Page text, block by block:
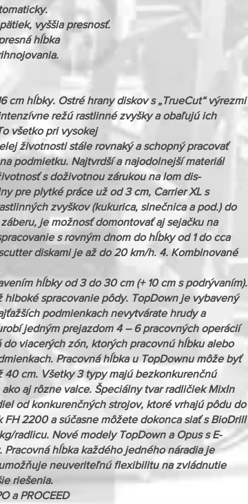
vyššia presnosť.
hĺbka
cm hĺbky. Ostré hrany diskov s „TrueCut“ výrezmi
režú rastlinné zvyšky a obaľujú ich
všetko pri vysokej
životnosti stále rovnaký a schopný pracovať
podmietku. Najtvrdší a najodolnejší materiál
s doživotnou zárukou na lom dis-
pre plytké práce už od 3 cm, Carrier XL s
zvyškov (kukurica, slnečnica a pod.) do
je možnosť domontovať aj sejačku na
s rovným dnom do hĺbky od 1 do cca
diskami je až do 20 km/h. 4. Kombinované
hĺbky od 3 do 30 cm (+ 10 cm s podrývaním).
spracovanie pôdy. TopDown je vybavený
podmienkach nevytvárate hrudy a
jedným prejazdom 4 – 6 pracovných operácií
do viacerých zón, ktorých pracovnú hĺbku alebo
Pracovná hĺbka u TopDownu môže byť
40 cm. Všetky 3 typy majú bezkonkurenčnú
aj rôzne valce. Špeciálny tvar radličiek MixIn
od konkurenčných strojov, ktoré vrhajú pôdu do
2200 a súčasne môžete dokonca siať s BioDrill
radlicu. Nové modely TopDown a Opus s E-
hĺbka každého jedného náradia je
neuveriteľnú flexibilitu na zvládnutie
riešenia.
a PROCEED